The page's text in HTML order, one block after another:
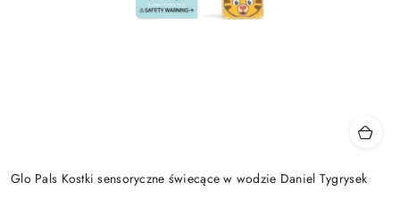
Glo Pals Kostki sensoryczne świecące w wodzie Daniel Tygrysek